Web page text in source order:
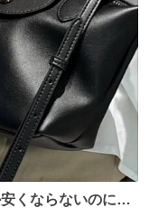
くならないのにセ